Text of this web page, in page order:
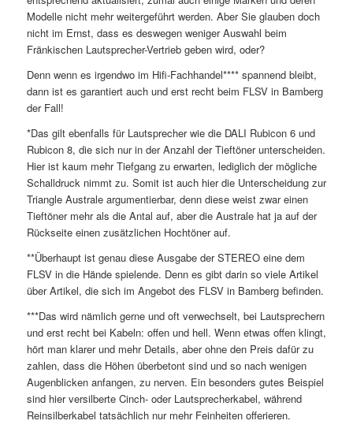
Modelle nicht mehr weitergeführt werden. Aber Sie glauben doch
nicht im Ernst, dass es deswegen weniger Auswahl beim
Fränkischen Lautsprecher-Vertrieb geben wird, oder?
Denn wenn es irgendwo im Hifi-Fachhandel**** spannend bleibt,
dann ist es garantiert auch und erst recht beim FLSV in Bamberg
der Fall!
*Das gilt ebenfalls für Lautsprecher wie die DALI Rubicon 6 und
Rubicon 8, die sich nur in der Anzahl der Tieftöner unterscheiden.
Hier ist kaum mehr Tiefgang zu erwarten, lediglich der mögliche
Schalldruck nimmt zu. Somit ist auch hier die Unterscheidung zur
Triangle Australe argumentierbar, denn diese weist zwar einen
Tieftöner mehr als die Antal auf, aber die Australe hat ja auf der
Rückseite einen zusätzlichen Hochtöner auf.
**Überhaupt ist genau diese Ausgabe der STEREO eine dem
FLSV in die Hände spielende. Denn es gibt darin so viele Artikel
über Artikel, die sich im Angebot des FLSV in Bamberg befinden.
***Das wird nämlich gerne und oft verwechselt, bei Lautsprechern
und erst recht bei Kabeln: offen und hell. Wenn etwas offen klingt,
hört man klarer und mehr Details, aber ohne den Preis dafür zu
zahlen, dass die Höhen überbetont sind und so nach wenigen
Augenblicken anfangen, zu nerven. Ein besonders gutes Beispiel
sind hier versilberte Cinch- oder Lautsprecherkabel, während
Reinsilberkabel tatsächlich nur mehr Feinheiten offerieren.